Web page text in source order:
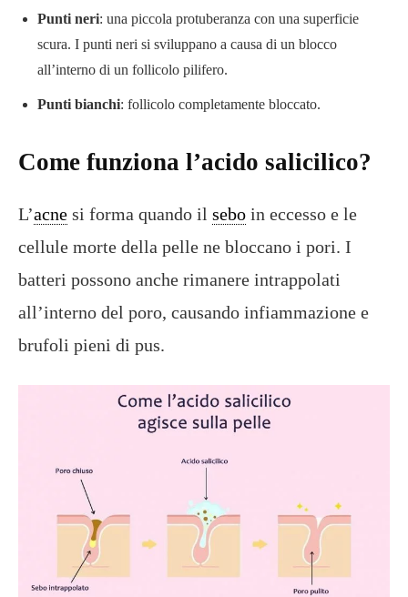
Punti neri: una piccola protuberanza con una superficie
scura. I punti neri si sviluppano a causa di un blocco
all’interno di un follicolo pilifero.
Punti bianchi: follicolo completamente bloccato.
Come funziona l’acido salicilico?
L’acne si forma quando il sebo in eccesso e le
cellule morte della pelle ne bloccano i pori. I
batteri possono anche rimanere intrappolati
all’interno del poro, causando infiammazione e
brufoli pieni di pus.